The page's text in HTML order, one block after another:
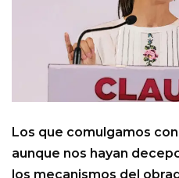
Los que comulgamos
aunque nos hayan
los mecanismos del